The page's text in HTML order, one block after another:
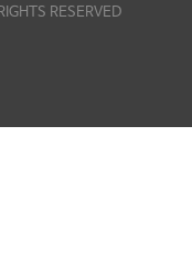
RESERVED